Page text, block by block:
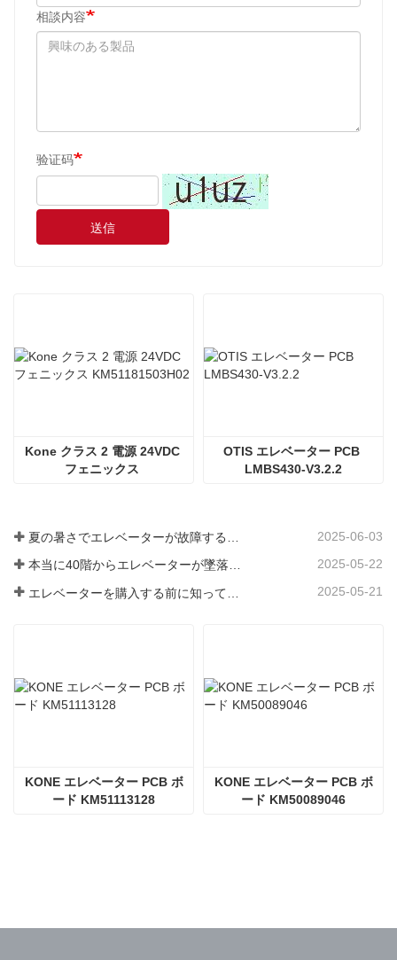
相談内容
验证码
送信
Kone クラス 2 電源 24VDC
フェニックス
OTIS エレベーター PCB
LMBS430-V3.2.2
2025-06-03
本当に40階からエレベーターが墜落したのか？ 2025-05-22
2025-05-21
KONE エレベーター PCB ボ
ード KM51113128
KONE エレベーター PCB ボ
ード KM50089046